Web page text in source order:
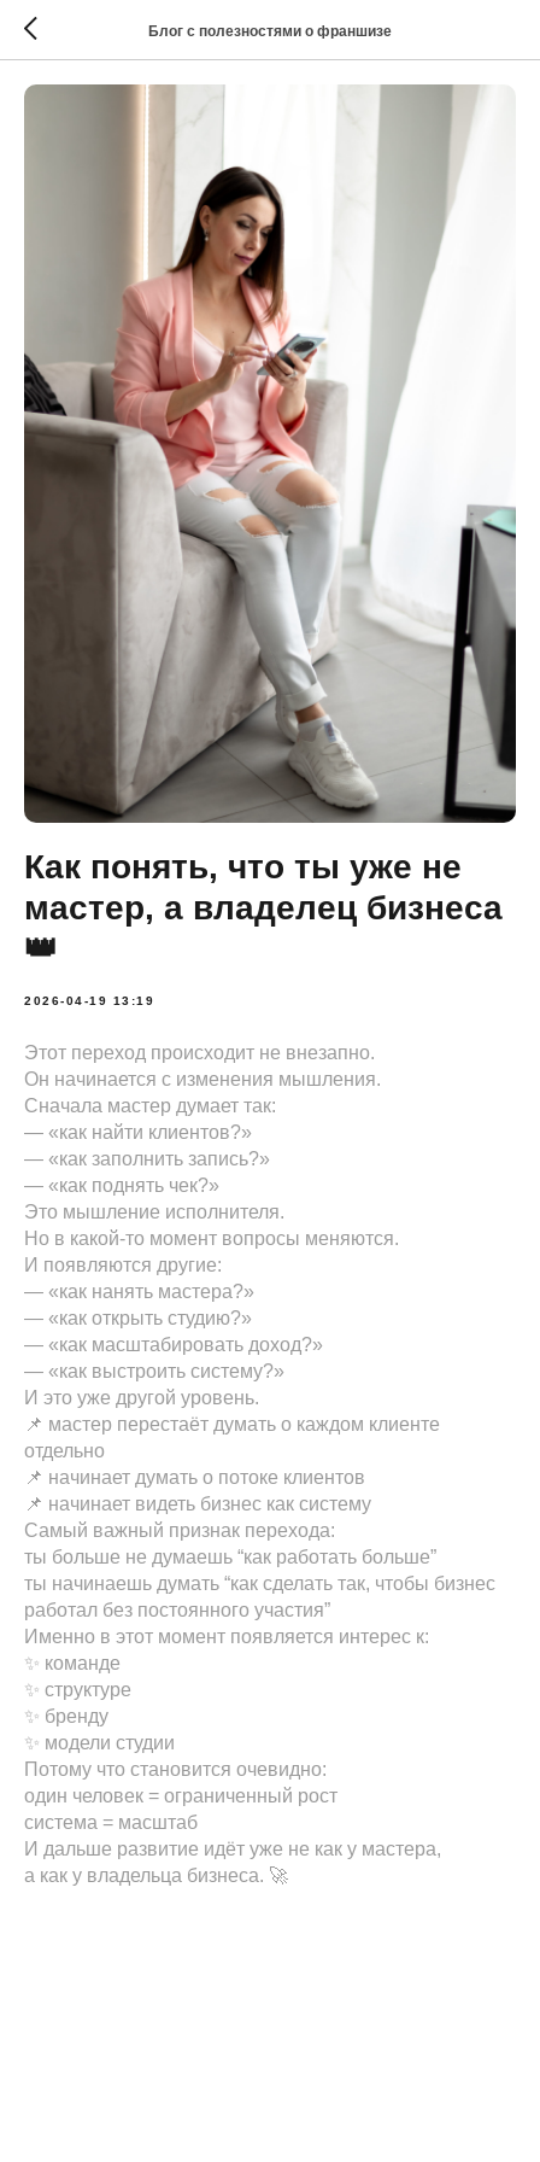
Блог с полезностями о франшизе
Как понять, что ты уже не
мастер, а владелец бизнеса
👑
2026-04-19 13:19
Этот переход происходит не внезапно.
Он начинается с изменения мышления.
Сначала мастер думает так:
— «как найти клиентов?»
— «как заполнить запись?»
— «как поднять чек?»
Это мышление исполнителя.
Но в какой-то момент вопросы меняются.
И появляются другие:
— «как нанять мастера?»
— «как открыть студию?»
— «как масштабировать доход?»
— «как выстроить систему?»
И это уже другой уровень.
📌 мастер перестаёт думать о каждом клиенте
отдельно
📌 начинает думать о потоке клиентов
📌 начинает видеть бизнес как систему
Самый важный признак перехода:
ты больше не думаешь “как работать больше”
ты начинаешь думать “как сделать так, чтобы бизнес
работал без постоянного участия”
Именно в этот момент появляется интерес к:
✨ команде
✨ структуре
✨ бренду
✨ модели студии
Потому что становится очевидно:
один человек = ограниченный рост
система = масштаб
И дальше развитие идёт уже не как у мастера,
а как у владельца бизнеса. 🚀